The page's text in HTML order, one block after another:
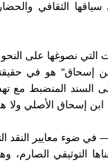
الثقافي
التي نصوغها على النحو
لابن إسحاق" هو في
السند المنضبط مع
إسحاق الأصلي ولا
ضوء معايير النقد
التوثيقي الصارم،